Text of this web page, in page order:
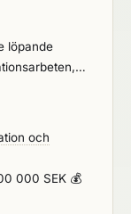
löpande
Två
arbeten och
kommer
i
och
000 SEK 💰